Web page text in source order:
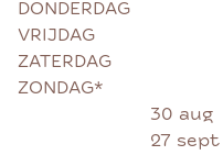
DONDERDAG
VRIJDAG
ZATERDAG
ZONDAG*
30 aug
27 sept